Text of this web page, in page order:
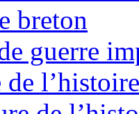
breton
guerre
de